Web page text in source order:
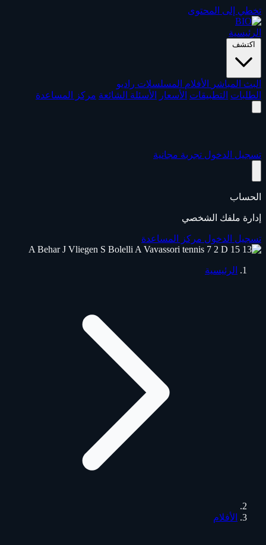
تخطي إلى المحتوى
الرئيسية
اكتشف
البث المباشر الأفلام المسلسلات راديو
الطلبات التطبيقات الأسعار الأسئلة الشائعة مركز المساعدة
تسجيل الدخول تجربة مجانية
الحساب
إدارة ملفك الشخصي
تسجيل الدخول مركز المساعدة
الرئيسية
الأفلام